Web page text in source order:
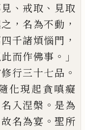
、 戒取 、 見取
之 ，名為不動 ，
千諸煩惱門 ，
而作佛事 。」
行三十七品 。
化現起貪嗔癡
名入涅槃 。 是為
故名為宴 。聖所